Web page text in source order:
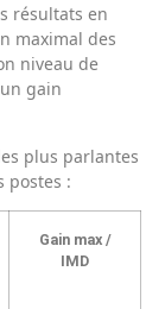
résultats en
maximal des
niveau de
gain
plus parlantes
postes :
Gain max /
IMD